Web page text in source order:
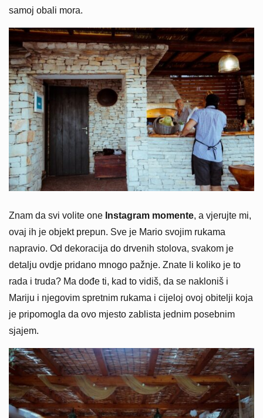
samoj obali mora.
Znam da svi volite one Instagram momente, a vjerujte mi,
ovaj ih je objekt prepun. Sve je Mario svojim rukama
napravio. Od dekoracija do drvenih stolova, svakom je
detalju ovdje pridano mnogo pažnje. Znate li koliko je to
rada i truda? Ma dođe ti, kad to vidiš, da se nakloniš i
Mariju i njegovim spretnim rukama i cijeloj ovoj obitelji koja
je pripomogla da ovo mjesto zablista jednim posebnim
sjajem.